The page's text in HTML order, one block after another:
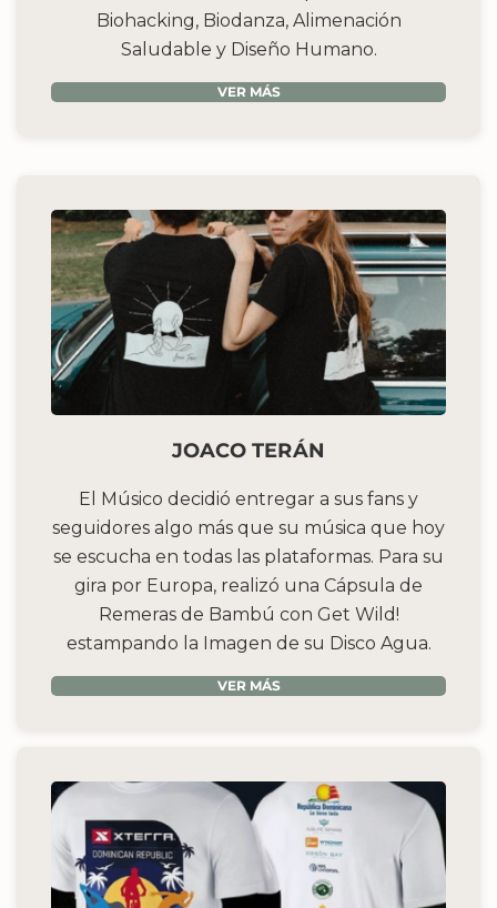
Biohacking, Biodanza, Alimenación
Saludable y Diseño Humano.
VER MÁS
JOACO TERÁN
El Músico decidió entregar a sus fans y
seguidores algo más que su música que hoy
se escucha en todas las plataformas. Para su
gira por Europa, realizó una Cápsula de
Remeras de Bambú con Get Wild!
estampando la Imagen de su Disco Agua.
VER MÁS